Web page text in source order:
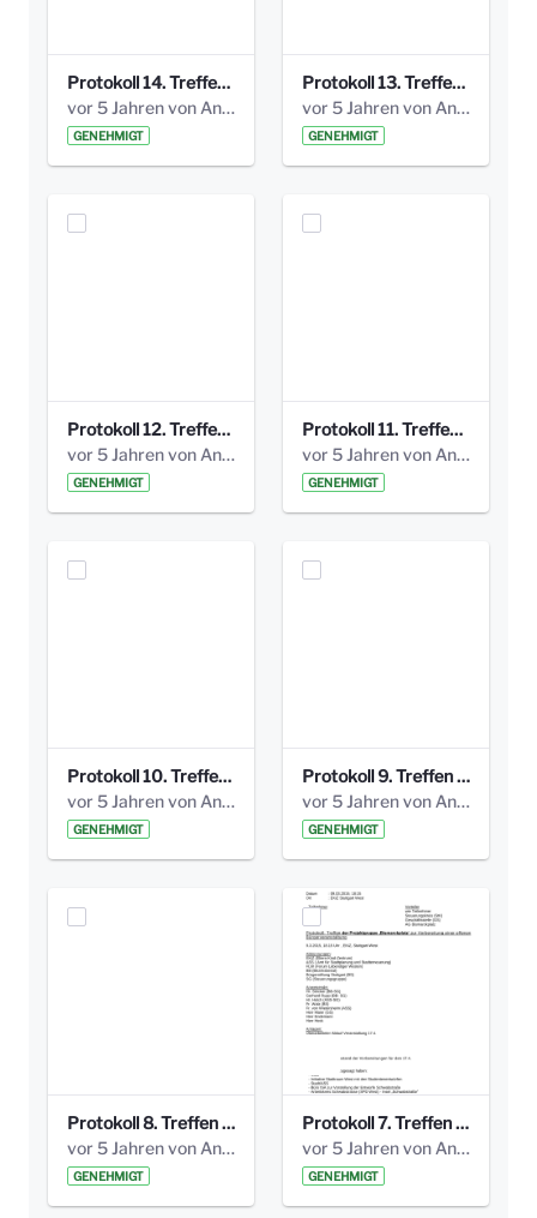
Protokoll 14. Treffen 20160613 AG Bismarckplatz.pdf
vor 5 Jahren von Anni Schlumberger
GENEHMIGT
Protokoll 13. Treffen 20151130 AG Bismarckplatz.pdf
vor 5 Jahren von Anni Schlumberger
GENEHMIGT
Protokoll 12. Treffen 20150921 AG Bismarckplatz.pdf
vor 5 Jahren von Anni Schlumberger
GENEHMIGT
Protokoll 11. Treffen 20150901 AG Bismarckplatz.pdf
vor 5 Jahren von Anni Schlumberger
GENEHMIGT
Protokoll 10. Treffen 20150720 AG Bismarckplatz.pdf
vor 5 Jahren von Anni Schlumberger
GENEHMIGT
Protokoll 9. Treffen 20150528 AG Bismarckplatz.pdf
vor 5 Jahren von Anni Schlumberger
GENEHMIGT
Protokoll 8. Treffen 20150330 AG Bismarckplatz.pdf
vor 5 Jahren von Anni Schlumberger
GENEHMIGT
Protokoll 7. Treffen 20150308 AG Bismarckplatz.pdf
vor 5 Jahren von Anni Schlumberger
GENEHMIGT